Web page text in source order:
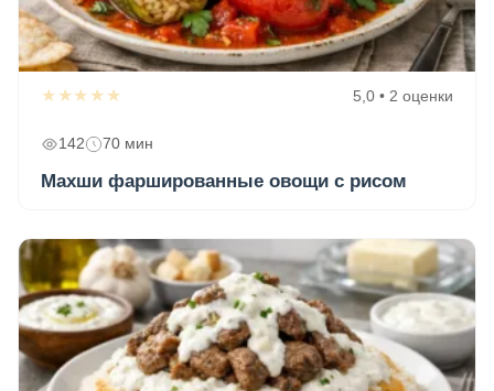
★★★★★ 5,0 • 2 оценки
142 70 мин
Махши фаршированные овощи с рисом